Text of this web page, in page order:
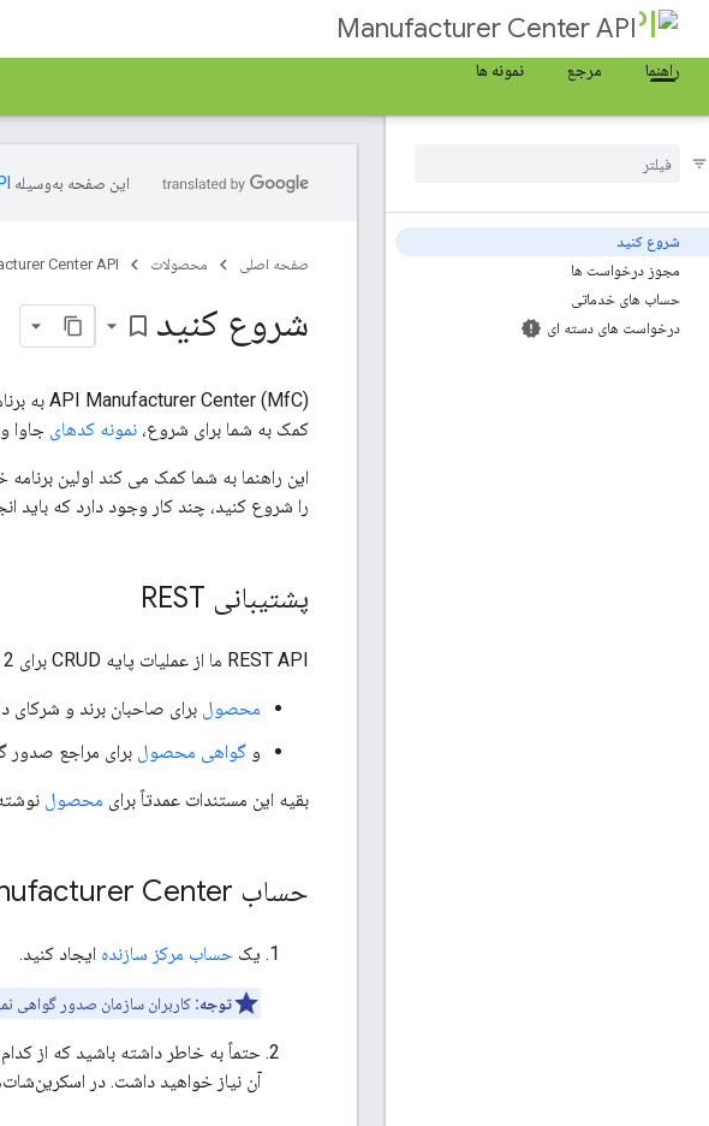
Manufacturer Center API
راهنما
مرجع نمونه ها
شروع کنید
مجوز درخواست ها
حساب های خدماتی
درخواست های دسته ای
این صفحه به‌وسیله
صفحه اصلی محصولات Center API
شروع کنید bookmark_border
API Manufacturer Center (MfC) به برنامه‌ها اجازه می‌دهد تا مستقیماً با
کمک به شما برای شروع، نمونه کدهای جاوا
را شروع کنید، چند کار وجود دارد که باید
پشتیبانی REST
REST API ما از عملیات پایه CRUD برای 2 نوع مختلف منبع پشتیبانی می کند:
محصول برای صاحبان برند و شرکای
و گواهی محصول برای مراجع صدور
بقیه این مستندات عمدتاً برای محصول
حساب Manufacturer Center خود را تنظیم کنید
یک حساب مرکز سازنده ایجاد کنید.
توجه: کاربران سازمان صدور گواهی
آن نیاز خواهید داشت. در